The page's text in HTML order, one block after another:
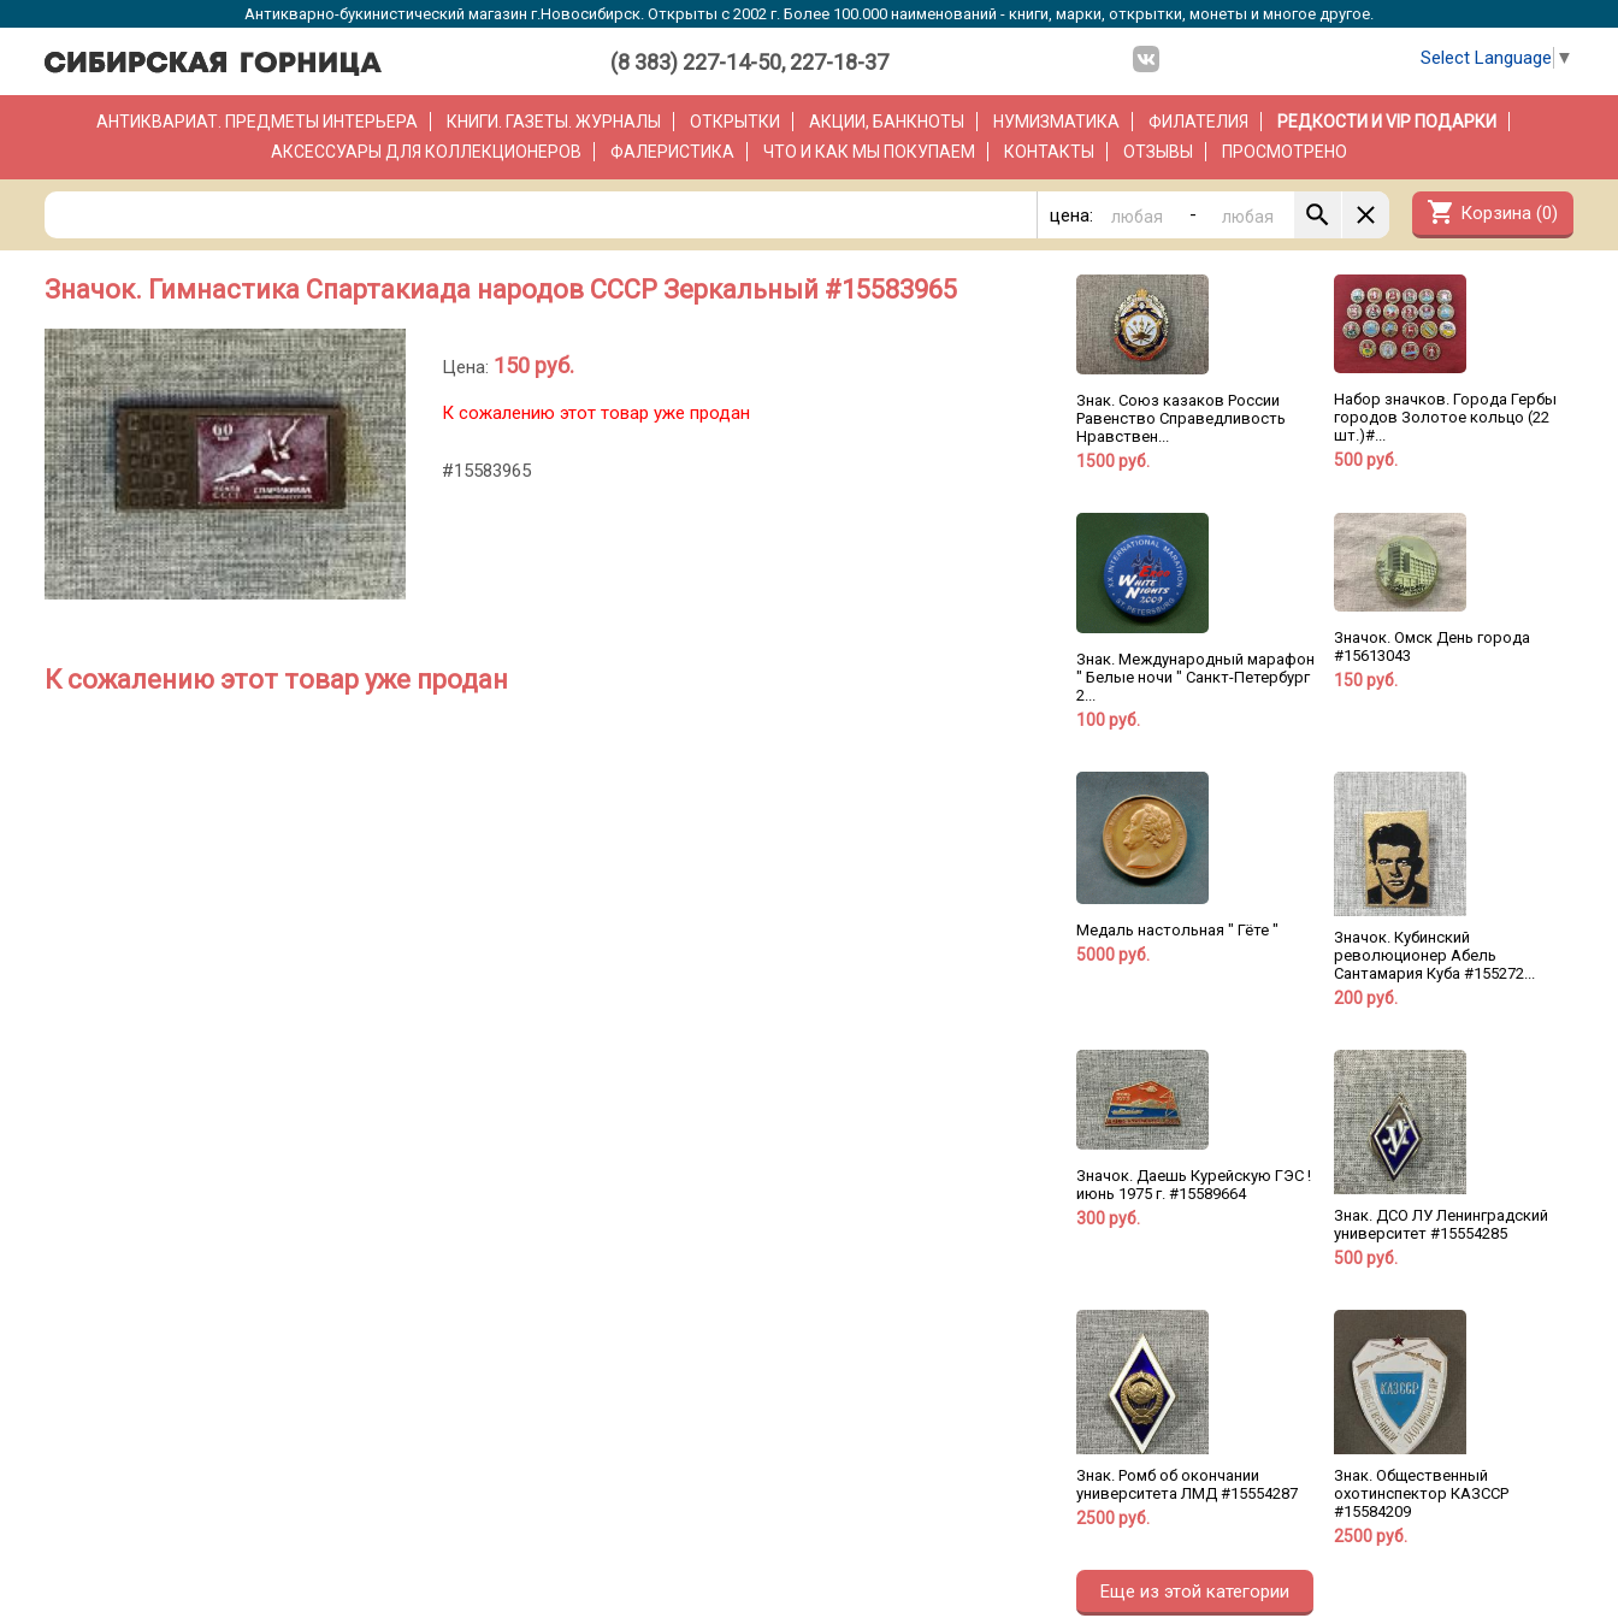
Антикварно-букинистический магазин г.Новосибирск. Открыты с 2002 г. Более 100.000 наименований - книги, марки, открытки, монеты и многое другое.
(8 383) 227-14-50, 227-18-37 Select Language ▼
АНТИКВАРИАТ. ПРЕДМЕТЫ ИНТЕРЬЕРА КНИГИ. ГАЗЕТЫ. ЖУРНАЛЫ ОТКРЫТКИ АКЦИИ, БАНКНОТЫ НУМИЗМАТИКА ФИЛАТЕЛИЯ
РЕДКОСТИ И VIP ПОДАРКИ
АКСЕССУАРЫ ДЛЯ КОЛЛЕКЦИОНЕРОВ
ФАЛЕРИСТИКА ЧТО И КАК МЫ ПОКУПАЕМ КОНТАКТЫ ОТЗЫВЫ ПРОСМОТРЕНО
цена: - shopping_cart Корзина (0)
Значок. Гимнастика Спартакиада народов СССР Зеркальный #15583965
Цена: 150 руб.
К сожалению этот товар уже продан
#15583965
К сожалению этот товар уже продан
Знак. Союз казаков России
Равенство Справедливость
Нравствен...
1500 руб.
Набор значков. Города Гербы
городов Золотое кольцо (22
шт.)#...
500 руб.
Знак. Международный марафон
" Белые ночи " Санкт-Петербург
2...
100 руб.
Значок. Омск День города
#15613043
150 руб.
Медаль настольная " Гёте "
5000 руб.
Значок. Кубинский
революционер Абель
Сантамария Куба #155272...
200 руб.
Значок. Даешь Курейскую ГЭС !
июнь 1975 г. #15589664
300 руб.
Знак. ДСО ЛУ Ленинградский
университет #15554285
500 руб.
Знак. Ромб об окончании
университета ЛМД #15554287
2500 руб.
Знак. Общественный
охотинспектор КАЗССР
#15584209
2500 руб.
Еще из этой категории